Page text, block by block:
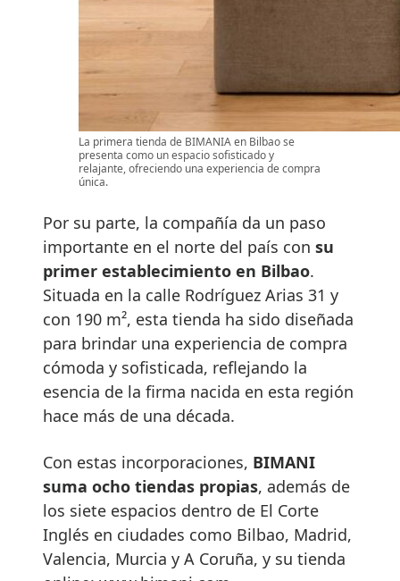
La primera tienda de BIMANIA en Bilbao se
presenta como un espacio sofisticado y
relajante, ofreciendo una experiencia de compra
única.
Por su parte, la compañía da un paso
importante en el norte del país con su
primer establecimiento en Bilbao.
Situada en la calle Rodríguez Arias 31 y
con 190 m², esta tienda ha sido diseñada
para brindar una experiencia de compra
cómoda y sofisticada, reflejando la
esencia de la firma nacida en esta región
hace más de una década.
Con estas incorporaciones, BIMANI
suma ocho tiendas propias, además de
los siete espacios dentro de El Corte
Inglés en ciudades como Bilbao, Madrid,
Valencia, Murcia y A Coruña, y su tienda